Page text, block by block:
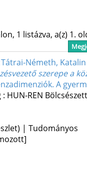
1 listázva, a(z) 1.
Tátrai-Németh, Katalin
szerepe a
A
: HUN-REN
| Tudományos